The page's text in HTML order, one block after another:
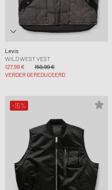
Levis
WILD WEST VEST
127,99 €
159,99 €
VERDER GEREDUCEERD
-15%